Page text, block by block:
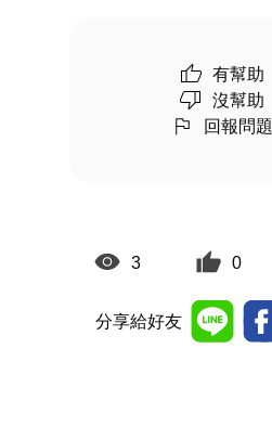
有幫助
沒幫助
回報問題
3 0
分享給好友